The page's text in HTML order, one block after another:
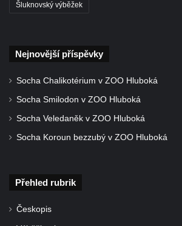
Kašna pramene Antala Staška na Riegrově
údolí u Šluknova
Cechovní kašna v Kamenné ulici v Chebu
Kašna na náměstí Dr. E. Beneše v Jirkově
Kašna se sochou Odyssea na zámku
Červený Hrádek
Kašna s vodotrysky ve Valdštejnské
Šluknovský výběžek
Nejnovější příspěvky
Socha Chalikotérium v ZOO Hluboká
Socha Smilodon v ZOO Hluboká
Socha Veledaněk v ZOO Hluboká
Socha Koroun bezzubý v ZOO Hluboká
Přehled rubrik
Českopis